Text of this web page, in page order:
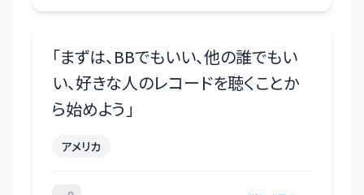
「まずは、BBでもいい、他の誰でもい
い、好きな人のレコードを聴くことか
ら始めよう 」
アメリカ